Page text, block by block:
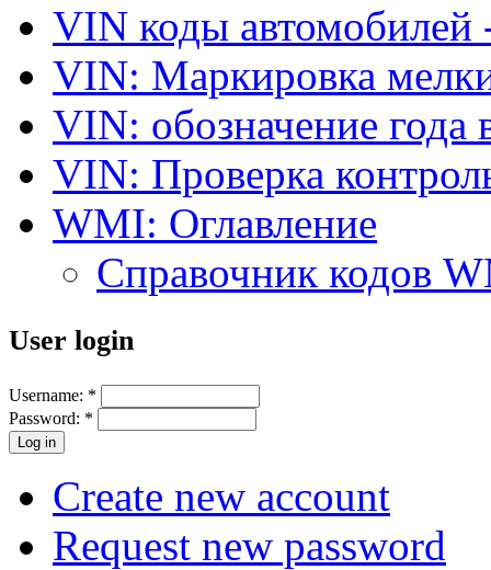
VIN коды автомобилей
VIN: Маркировка
VIN: обозначение года
VIN: Проверка
WMI: Оглавление
Справочник кодов
User login
Username: *
Password: *
Create new account
Request new password